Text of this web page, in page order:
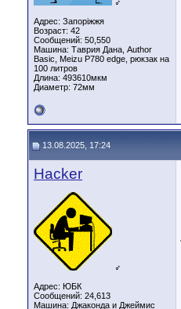
♂
Адрес: Запоріжжя
Возраст: 42
Сообщений: 50,550
Машина: Таврия Дана, Author
Basic, Meizu P780 edge, рюкзак на
100 литров
Длина: 493610мкм
Диаметр: 72мм
13.08.2025, 17:24
Hacker
♂
Адрес: ЮБК
Сообщений: 24,613
Машина: Джаконда и Джеймис